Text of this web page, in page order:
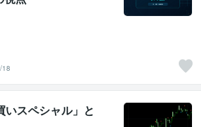
18
スペシャル」と